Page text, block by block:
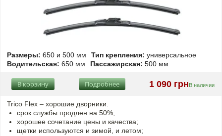
Размеры: 650 и 500 мм Тип крепления: универсальное
Водительская: 650 мм Пассажирская: 500 мм
1 090 грн В наличии
Подробнее
В корзину
Trico Flex – хорошие дворники.
срок службы продлен на 50%;
хорошее сочетание цены и качества;
щетки используются и зимой, и летом;